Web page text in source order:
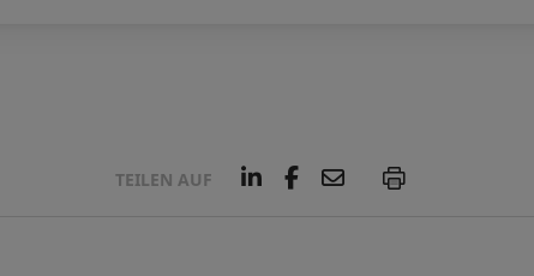
TEILEN AUF
L
F
E
P